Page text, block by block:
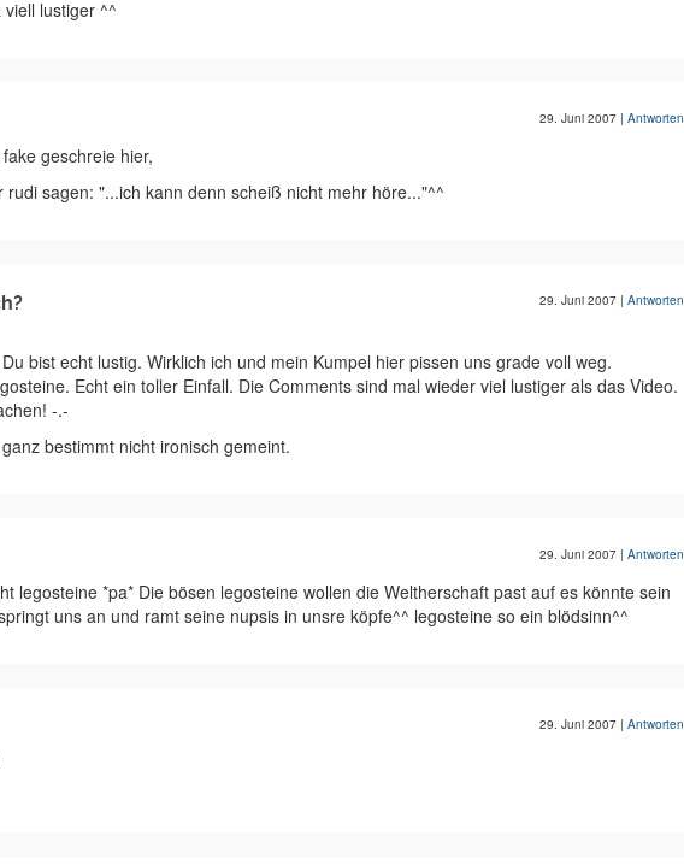
lustiger ^^
29. Juni 2007 | Antworten
geschreie hier,
rudi sagen: "...ich kann denn scheiß nicht mehr höre..."^^
29. Juni 2007 | Antworten
bist echt lustig. Wirklich ich und mein Kumpel hier pissen uns grade voll weg.
Echt ein toller Einfall. Die Comments sind mal wieder viel lustiger als das Video.
-.-
bestimmt nicht ironisch gemeint.
29. Juni 2007 | Antworten
legosteine *pa* Die bösen legosteine wollen die Weltherschaft past auf es könnte sein
uns an und ramt seine nupsis in unsre köpfe^^ legosteine so ein blödsinn^^
29. Juni 2007 | Antworten